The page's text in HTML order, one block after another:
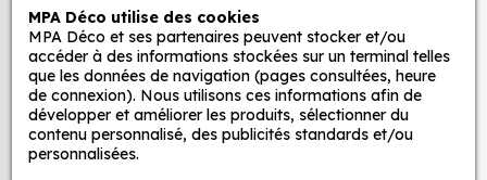
Quels sont les avantages de nos stickers
décoration ?
Une grande variété de motifs et de couleurs :
nos Sticker Dauphin Réel sont disponibles dans
une large gamme de motifs et de couleurs, ce
Autocollants pour véhicules et stickers
décoratifs
MPA Déco
MPA Déco utilise des cookies
MPA Déco et ses partenaires peuvent stocker et/ou
accéder à des informations stockées sur un terminal telles
que les données de navigation (pages consultées, heure
de connexion). Nous utilisons ces informations afin de
développer et améliorer les produits, sélectionner du
contenu personnalisé, des publicités standards et/ou
personnalisées.